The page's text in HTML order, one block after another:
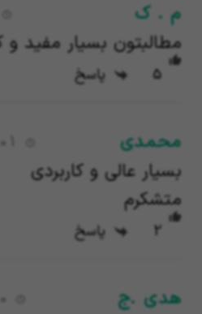
م . ک
مطالبتون بسیار مفید و
5 پاسخ
محمدی
بسیار عالی و کاربردی
متشکرم
2 پاسخ
هدی .ج